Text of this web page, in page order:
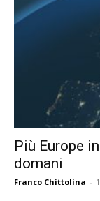
Più Europe
domani
Franco Chittolina -